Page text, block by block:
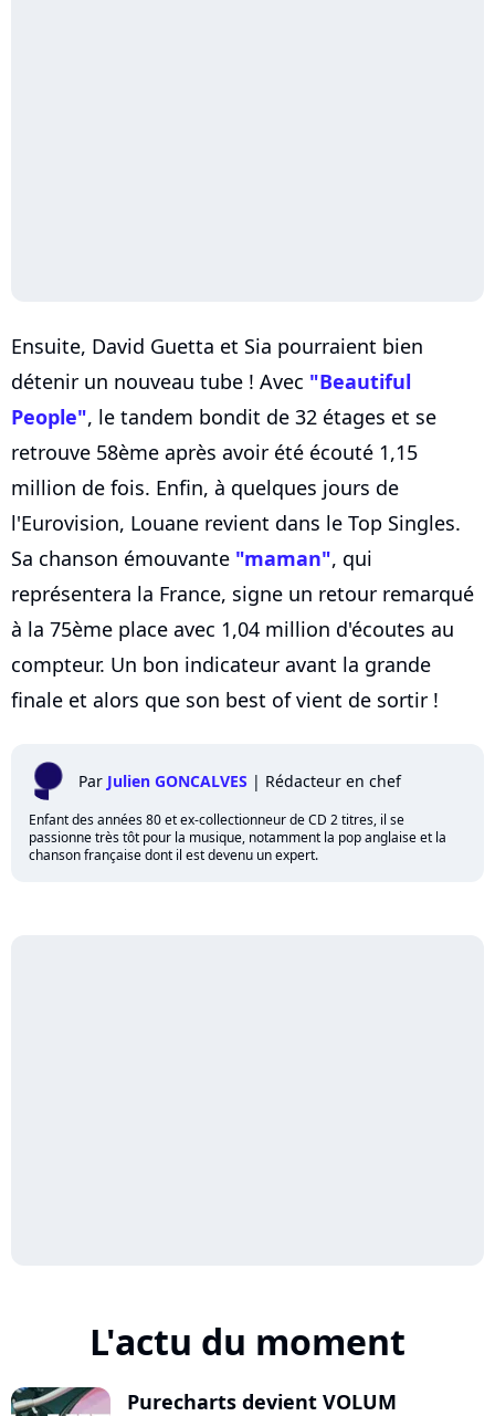
Ensuite, David Guetta et Sia pourraient bien
détenir un nouveau tube ! Avec "Beautiful
People", le tandem bondit de 32 étages et se
retrouve 58ème après avoir été écouté 1,15
million de fois. Enfin, à quelques jours de
l'Eurovision, Louane revient dans le Top Singles.
Sa chanson émouvante "maman", qui
représentera la France, signe un retour remarqué
à la 75ème place avec 1,04 million d'écoutes au
compteur. Un bon indicateur avant la grande
finale et alors que son best of vient de sortir !
Par Julien GONCALVES | Rédacteur en chef
Enfant des années 80 et ex-collectionneur de CD 2 titres, il se
passionne très tôt pour la musique, notamment la pop anglaise et la
chanson française dont il est devenu un expert.
L'actu du moment
Purecharts devient VOLUM